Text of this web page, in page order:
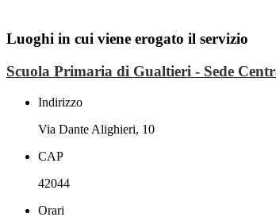
Luoghi in cui viene erogato il servizio
Scuola Primaria di Gualtieri - Sede
Indirizzo
Via Dante Alighieri, 10
CAP
42044
Orari